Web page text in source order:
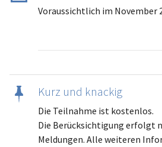
Voraussichtlich im November
Kurz und knackig
Die Teilnahme ist kostenlos.
Die Berücksichtigung erfolgt
Meldungen. Alle weiteren